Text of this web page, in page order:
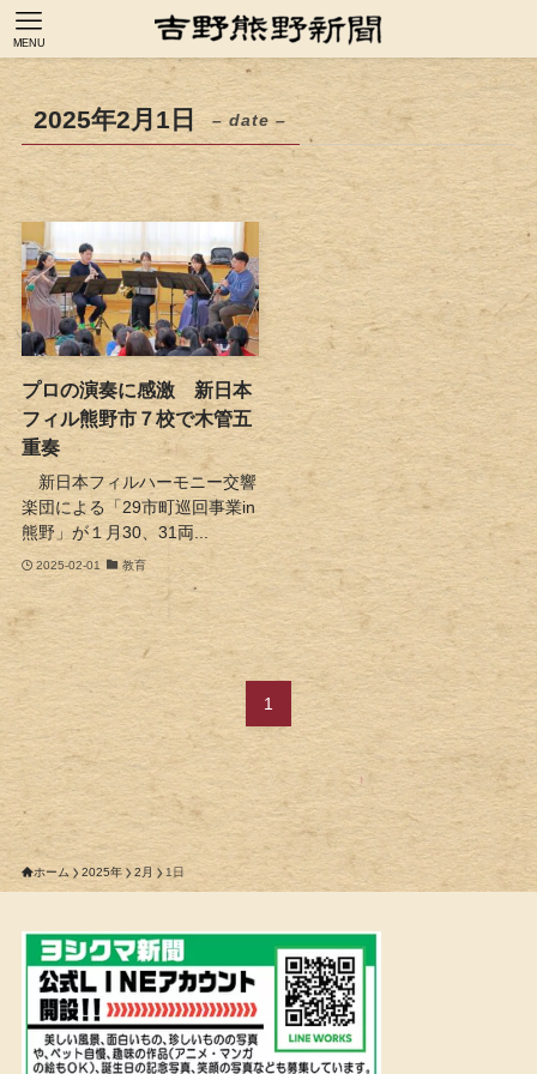
MENU
2025年2月1日 – date –
プロの演奏に感激 新日本
フィル熊野市７校で木管五
重奏
新日本フィルハーモニー交響
楽団による「29市町巡回事業in
熊野」が１月30、31両...
2025-02-01 教育
1
ホーム 2025年 2月 1日